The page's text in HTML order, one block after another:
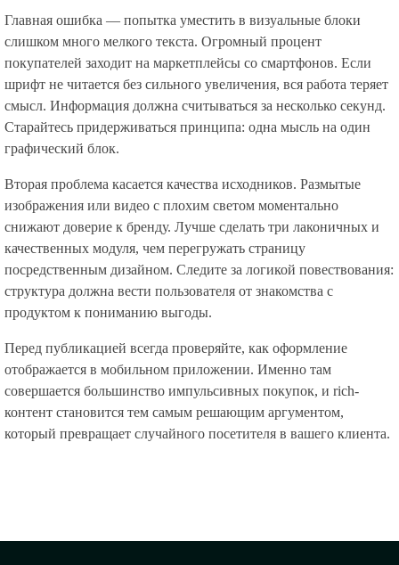
Главная ошибка — попытка уместить в визуальные блоки
слишком много мелкого текста. Огромный процент
покупателей заходит на маркетплейсы со смартфонов. Если
шрифт не читается без сильного увеличения, вся работа теряет
смысл. Информация должна считываться за несколько секунд.
Старайтесь придерживаться принципа: одна мысль на один
графический блок.
Вторая проблема касается качества исходников. Размытые
изображения или видео с плохим светом моментально
снижают доверие к бренду. Лучше сделать три лаконичных и
качественных модуля, чем перегружать страницу
посредственным дизайном. Следите за логикой повествования:
структура должна вести пользователя от знакомства с
продуктом к пониманию выгоды.
Перед публикацией всегда проверяйте, как оформление
отображается в мобильном приложении. Именно там
совершается большинство импульсивных покупок, и rich-
контент становится тем самым решающим аргументом,
который превращает случайного посетителя в вашего клиента.